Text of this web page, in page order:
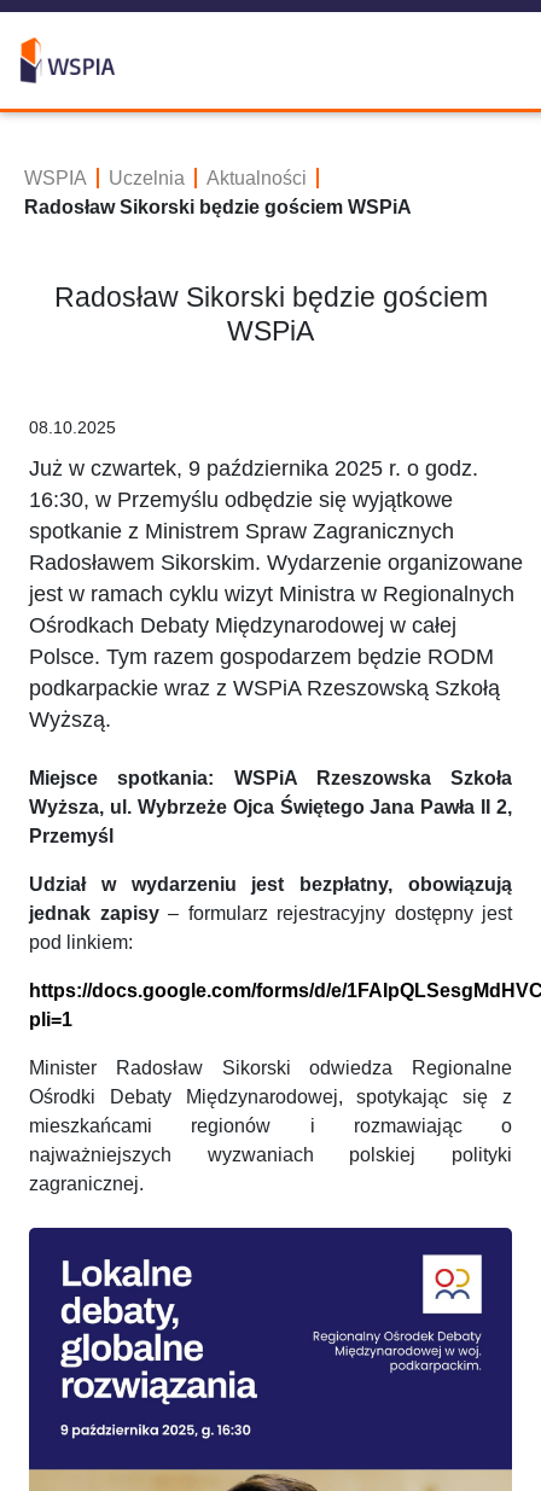
WSPIA Uczelnia
Aktualności
Radosław Sikorski będzie gościem WSPiA
Radosław Sikorski będzie gościem
WSPiA
08.10.2025
Już w czwartek, 9 października 2025 r. o godz.
16:30, w Przemyślu odbędzie się wyjątkowe
spotkanie z Ministrem Spraw Zagranicznych
Radosławem Sikorskim. Wydarzenie organizowane
jest w ramach cyklu wizyt Ministra w Regionalnych
Ośrodkach Debaty Międzynarodowej w całej
Polsce. Tym razem gospodarzem będzie RODM
podkarpackie wraz z WSPiA Rzeszowską Szkołą
Wyższą.
Miejsce spotkania: WSPiA Rzeszowska Szkoła
Wyższa, ul. Wybrzeże Ojca Świętego Jana Pawła II 2,
Przemyśl
Udział w wydarzeniu jest bezpłatny, obowiązują
jednak zapisy– formularz rejestracyjny dostępny jest
pod linkiem:
https://docs.google.com/forms/d/e/
pli=1
Minister Radosław Sikorski odwiedza Regionalne
Ośrodki Debaty Międzynarodowej, spotykając się z
mieszkańcami regionów i rozmawiając o
najważniejszych wyzwaniach polskiej polityki
zagranicznej.